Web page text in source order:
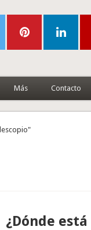
Más Contacto
¿Dónde